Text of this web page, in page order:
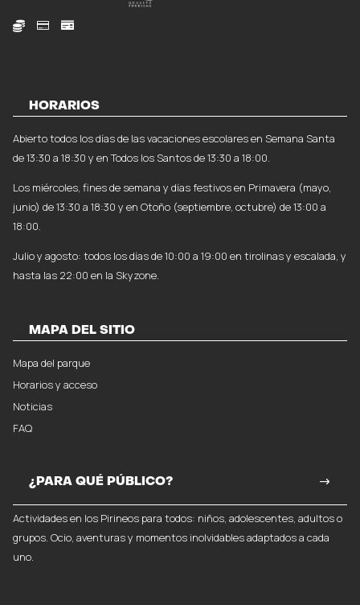
  
HORARIOS
Abierto todos los días de las vacaciones escolares en Semana Santa
de 13:30 a 18:30 y en Todos los Santos de 13:30 a 18:00.
Los miércoles, fines de semana y días festivos en Primavera (mayo,
junio) de 13:30 a 18:30 y en Otoño (septiembre, octubre) de 13:00 a
18:00.
Julio y agosto: todos los días de 10:00 a 19:00 en tirolinas y escalada, y
hasta las 22:00 en la Skyzone.
MAPA DEL SITIO
Mapa del parque
Horarios y acceso
Noticias
FAQ
¿PARA QUÉ PÚBLICO?
Actividades en los Pirineos para todos: niños, adolescentes, adultos o
grupos. Ocio, aventuras y momentos inolvidables adaptados a cada
uno.